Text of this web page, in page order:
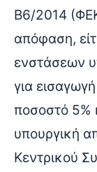
Β6/2014
απόφαση,
ενστάσεων
για
ποσοστό 5%
υπουργική
Κεντρικού